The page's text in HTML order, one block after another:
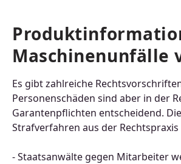
Maschinenunfälle
Es gibt zahlreiche
Personenschäden sind aber in der
Garantenpflichten entscheidend.
Strafverfahren aus der
- Staatsanwälte gegen Mitarbeiter